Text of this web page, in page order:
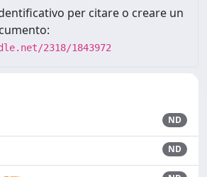
per citare o creare un
2318/1843972
ND
ND